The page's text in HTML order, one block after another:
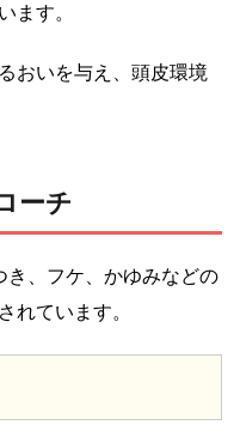
ます。
おいを与え、頭皮環境
ーチ
、フケ、かゆみなどの
れています。